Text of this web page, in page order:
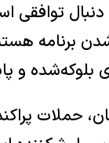
دنبال
برنامه
بلوکه‌شده و
حملات